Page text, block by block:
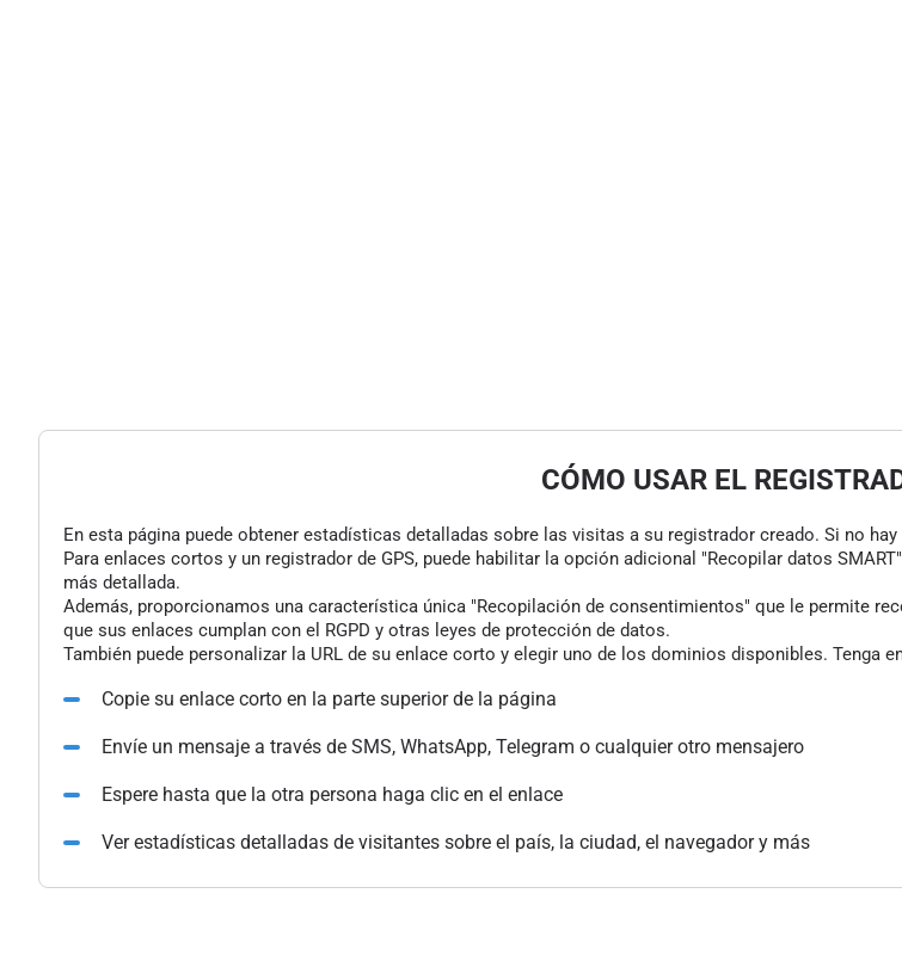
CÓMO USAR EL
En esta página puede obtener estadísticas detalladas sobre las visitas a su registrador creado. Si no
Para enlaces cortos y un registrador de GPS, puede habilitar la opción adicional "Recopilar datos
más detallada.
Además, proporcionamos una característica única "Recopilación de consentimientos" que le permite
que sus enlaces cumplan con el RGPD y otras leyes de protección de datos.
También puede personalizar la URL de su enlace corto y elegir uno de los dominios disponibles. Tenga
Copie su enlace corto en la parte superior de la página
Envíe un mensaje a través de SMS, WhatsApp, Telegram o cualquier otro mensajero
Espere hasta que la otra persona haga clic en el enlace
Ver estadísticas detalladas de visitantes sobre el país, la ciudad, el navegador y más